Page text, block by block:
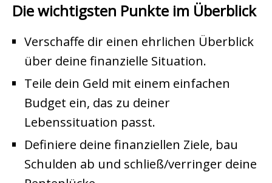
Die wichtigsten Punkte im Überblick
Verschaffe dir einen ehrlichen Überblick
über deine finanzielle Situation.
Teile dein Geld mit einem einfachen
Budget ein, das zu deiner
Lebenssituation passt.
Definiere deine finanziellen Ziele, bau
Schulden ab und schließ/verringer deine